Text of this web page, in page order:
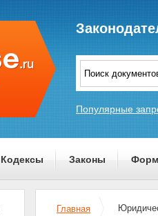
Популярные
Кодексы Законы
Главная